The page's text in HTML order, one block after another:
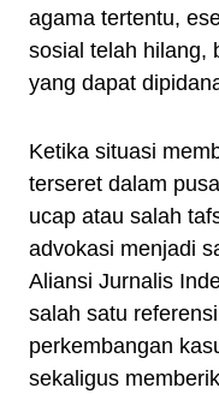
agama tertentu,
sosial telah hilang,
yang dapat
Ketika situasi
terseret dalam
ucap atau salah
advokasi menjadi
Aliansi Jurnalis
salah satu
perkembangan
sekaligus